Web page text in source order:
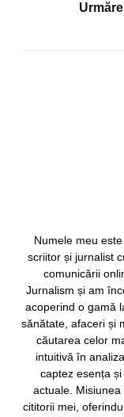
Numele meu
scriitor și jurnalist
comunicării
Jurnalism și am
acoperind o gamă
sănătate, afaceri și
căutarea celor
intuitivă în
captez esența
actuale.
cititorii mei,